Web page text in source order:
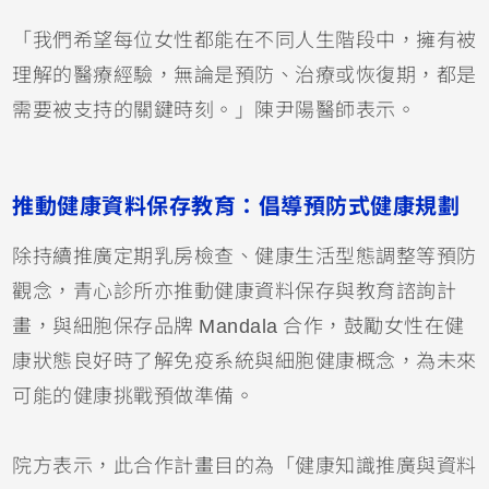
「我們希望每位女性都能在不同人生階段中，擁有被
理解的醫療經驗，無論是預防、治療或恢復期，都是
需要被支持的關鍵時刻。」陳尹陽醫師表示。
推動健康資料保存教育 ： 倡導預防式健康規劃
除持續推廣定期乳房檢查、健康生活型態調整等預防
觀念，青心診所亦推動健康資料保存與教育諮詢計
畫，與細胞保存品牌 Mandala 合作，鼓勵女性在健
康狀態良好時了解免疫系統與細胞健康概念，為未來
可能的健康挑戰預做準備。
院方表示，此合作計畫目的為「健康知識推廣與資料